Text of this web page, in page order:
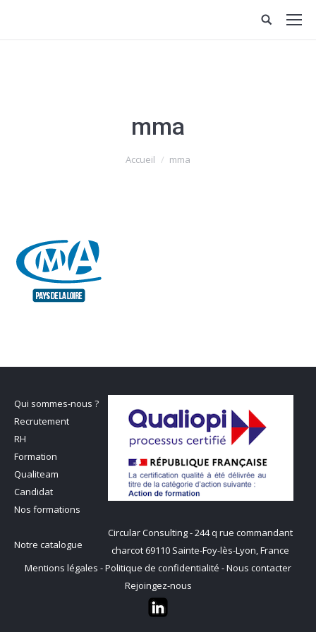
mma
Accueil mma
Qui sommes-nous ?
Recrutement
RH
Formation
Qualiteam
Candidat
Nos formations
Notre catalogue
Circular Consulting - 244 q rue commandant
charcot 69110 Sainte-Foy-lès-Lyon, France
Mentions légales -Politique de confidentialité -Nous contacter
Rejoingez-nous